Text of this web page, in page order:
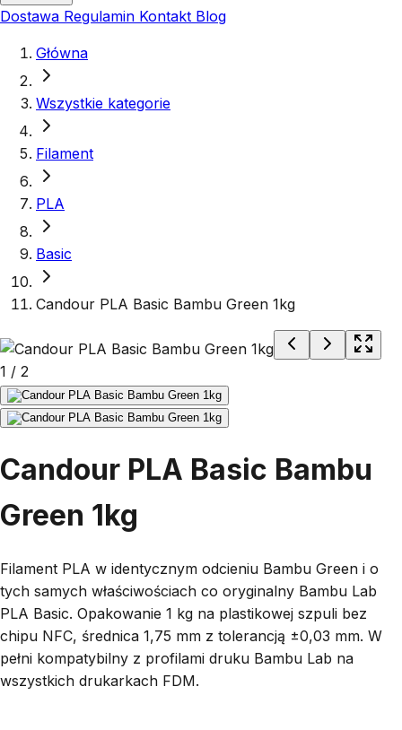
Dostawa Regulamin Kontakt Blog
Główna
Wszystkie kategorie
Filament
PLA
Basic
Candour PLA Basic Bambu Green 1kg
1 / 2
Candour PLA Basic Bambu
Green 1kg
Filament PLA w identycznym odcieniu Bambu Green i o
tych samych właściwościach co oryginalny Bambu Lab
PLA Basic. Opakowanie 1 kg na plastikowej szpuli bez
chipu NFC, średnica 1,75 mm z tolerancją ±0,03 mm. W
pełni kompatybilny z profilami druku Bambu Lab na
wszystkich drukarkach FDM.